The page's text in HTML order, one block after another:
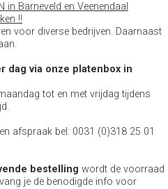
in Barneveld en Veenendaal
!!
voor diverse bedrijven. Daarnaast
dag via onze platenbox in
tot en met vrijdag tijdens
afspraak bel: 0031 (0)318 25 01
bestelling wordt de voorraad
je de benodigde info voor